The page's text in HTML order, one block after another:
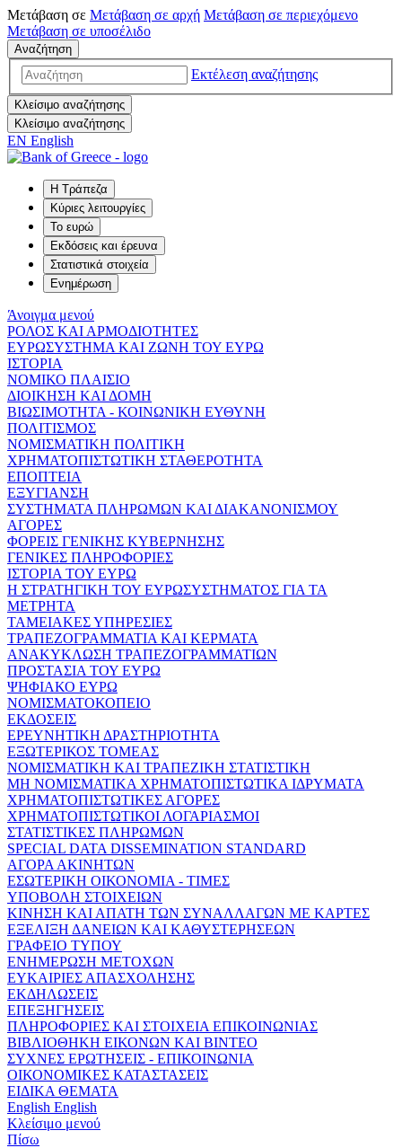
Μετάβαση σε Μετάβαση σε αρχή Μετάβαση σε περιεχόμενο
Μετάβαση σε υποσέλιδο
Αναζήτηση
Εκτέλεση αναζήτησης
Κλείσιμο αναζήτησης
Κλείσιμο αναζήτησης
EN English
Η Τράπεζα
Κύριες λειτουργίες
Το ευρώ
Εκδόσεις και έρευνα
Στατιστικά στοιχεία
Ενημέρωση
Άνοιγμα μενού
ΡΟΛΟΣ ΚΑΙ ΑΡΜΟΔΙΟΤΗΤΕΣ
ΕΥΡΩΣΥΣΤΗΜΑ ΚΑΙ ΖΩΝΗ ΤΟΥ ΕΥΡΩ
ΙΣΤΟΡΙΑ
ΝΟΜΙΚΟ ΠΛΑΙΣΙΟ
ΔΙΟΙΚΗΣΗ ΚΑΙ ΔΟΜΗ
ΒΙΩΣΙΜΟΤΗΤΑ - ΚΟΙΝΩΝΙΚΗ ΕΥΘΥΝΗ
ΠΟΛΙΤΙΣΜΟΣ
ΝΟΜΙΣΜΑΤΙΚΗ ΠΟΛΙΤΙΚΗ
ΧΡΗΜΑΤΟΠΙΣΤΩΤΙΚΗ ΣΤΑΘΕΡΟΤΗΤΑ
ΕΠΟΠΤΕΙΑ
ΕΞΥΓΙΑΝΣΗ
ΣΥΣΤΗΜΑΤΑ ΠΛΗΡΩΜΩΝ ΚΑΙ ΔΙΑΚΑΝΟΝΙΣΜΟΥ
ΑΓΟΡΕΣ
ΦΟΡΕΙΣ ΓΕΝΙΚΗΣ ΚΥΒΕΡΝΗΣΗΣ
ΓΕΝΙΚΕΣ ΠΛΗΡΟΦΟΡΙΕΣ
ΙΣΤΟΡΙΑ ΤΟΥ ΕΥΡΩ
Η ΣΤΡΑΤΗΓΙΚΗ ΤΟΥ ΕΥΡΩΣΥΣΤΗΜΑΤΟΣ ΓΙΑ ΤΑ
ΜΕΤΡΗΤΑ
ΤΑΜΕΙΑΚΕΣ ΥΠΗΡΕΣΙΕΣ
ΤΡΑΠΕΖΟΓΡΑΜΜΑΤΙΑ ΚΑΙ ΚΕΡΜΑΤΑ
ΑΝΑΚΥΚΛΩΣΗ ΤΡΑΠΕΖΟΓΡΑΜΜΑΤΙΩΝ
ΠΡΟΣΤΑΣΙΑ ΤΟΥ ΕΥΡΩ
ΨΗΦΙΑΚΟ ΕΥΡΩ
ΝΟΜΙΣΜΑΤΟΚΟΠΕΙΟ
ΕΚΔΟΣΕΙΣ
ΕΡΕΥΝΗΤΙΚΗ ΔΡΑΣΤΗΡΙΟΤΗΤΑ
ΕΞΩΤΕΡΙΚΟΣ ΤΟΜΕΑΣ
ΝΟΜΙΣΜΑΤΙΚΗ ΚΑΙ ΤΡΑΠΕΖΙΚΗ ΣΤΑΤΙΣΤΙΚΗ
ΜΗ ΝΟΜΙΣΜΑΤΙΚΑ ΧΡΗΜΑΤΟΠΙΣΤΩΤΙΚΑ ΙΔΡΥΜΑΤΑ
ΧΡΗΜΑΤΟΠΙΣΤΩΤΙΚΕΣ ΑΓΟΡΕΣ
ΧΡΗΜΑΤΟΠΙΣΤΩΤΙΚΟΙ ΛΟΓΑΡΙΑΣΜΟΙ
ΣΤΑΤΙΣΤΙΚΕΣ ΠΛΗΡΩΜΩΝ
SPECIAL DATA DISSEMINATION STANDARD
ΑΓΟΡΑ ΑΚΙΝΗΤΩΝ
ΕΣΩΤΕΡΙΚΗ ΟΙΚΟΝΟΜΙΑ - ΤΙΜΕΣ
ΥΠΟΒΟΛΗ ΣΤΟΙΧΕΙΩΝ
ΚΙΝΗΣΗ ΚΑΙ ΑΠΑΤΗ ΤΩΝ ΣΥΝΑΛΛΑΓΩΝ ΜΕ ΚΑΡΤΕΣ
ΕΞΕΛΙΞΗ ΔΑΝΕΙΩΝ ΚΑΙ ΚΑΘΥΣΤΕΡΗΣΕΩΝ
ΓΡΑΦΕΙΟ ΤΥΠΟΥ
ΕΝΗΜΕΡΩΣΗ ΜΕΤΟΧΩΝ
ΕΥΚΑΙΡΙΕΣ ΑΠΑΣΧΟΛΗΣΗΣ
ΕΚΔΗΛΩΣΕΙΣ
ΕΠΕΞΗΓΗΣΕΙΣ
ΠΛΗΡΟΦΟΡΙΕΣ ΚΑΙ ΣΤΟΙΧΕΙΑ ΕΠΙΚΟΙΝΩΝΙΑΣ
ΒΙΒΛΙΟΘΗΚΗ ΕΙΚΟΝΩΝ ΚΑΙ ΒΙΝΤΕΟ
ΣΥΧΝΕΣ ΕΡΩΤΗΣΕΙΣ - ΕΠΙΚΟΙΝΩΝΙΑ
ΟΙΚΟΝΟΜΙΚΕΣ ΚΑΤΑΣΤΑΣΕΙΣ
ΕΙΔΙΚΑ ΘΕΜΑΤΑ
English English
Κλείσιμο μενού
Πίσω